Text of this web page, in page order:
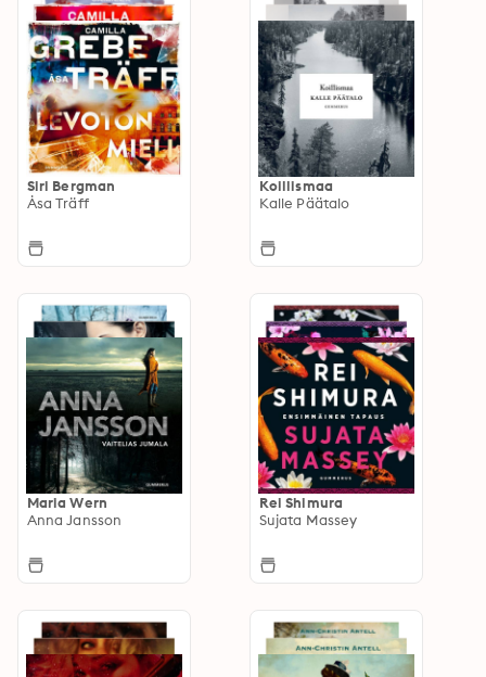
Siri Bergman
Åsa Träff
Koillismaa
Kalle Päätalo
Maria Wern
Anna Jansson
Rei Shimura
Sujata Massey